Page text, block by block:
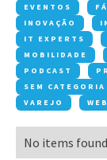
EVENTOS
INOVAÇÃO
IT EXPERTS
MOBILIDADE
PODCAST
SEM CATEGORIA
VAREJO
No items